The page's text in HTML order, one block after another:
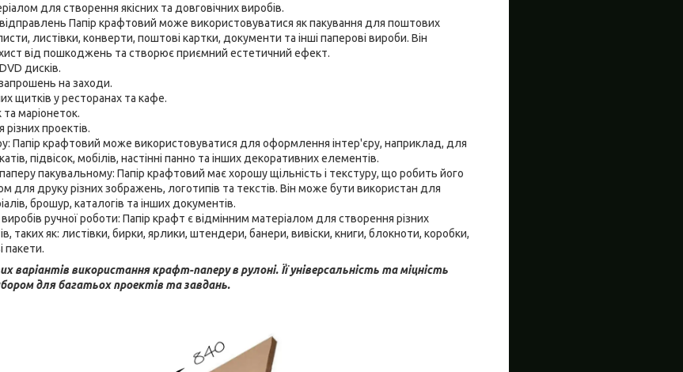
для створення якісних та довговічних виробів.
Папір крафтовий може використовуватися як пакування для поштових
листівки, конверти, поштові картки, документи та інші паперові вироби. Він
від пошкоджень та створює приємний естетичний ефект.
дисків.
на заходи.
щитків у ресторанах та кафе.
маріонеток.
проектів.
Папір крафтовий може використовуватися для оформлення інтер'єру, наприклад, для
підвісок, мобілів, настінні панно та інших декоративних елементів.
пакувальному: Папір крафтовий має хорошу щільність і текстуру, що робить його
для друку різних зображень, логотипів та текстів. Він може бути використан для
брошур, каталогів та інших документів.
ручної роботи: Папір крафт є відмінним матеріалом для створення різних
таких як: листівки, бирки, ярлики, штендери, банери, вивіски, книги, блокноти, коробки,
пакети.
варіантів використання крафт-паперу в рулоні. Її універсальність та міцність
для багатьох проектів та завдань.